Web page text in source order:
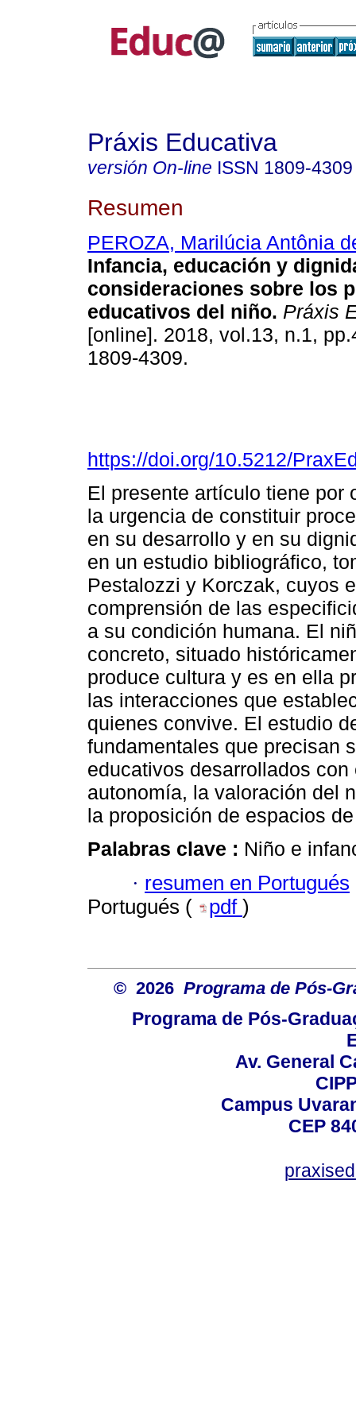
Práxis Educativa
versión On-line ISSN 1809-4309
Resumen
PEROZA, Marilúcia Antônia
Infancia, educación y
consideraciones sobre los
educativos del niño. Práxis
[online]. 2018, vol.13, n.1,
1809-4309.
https://doi.org/10.5212/
El presente artículo tiene por
la urgencia de constituir
en su desarrollo y en su
en un estudio bibliográfico,
Pestalozzi y Korczak, cuyos
comprensión de las
a su condición humana. El
concreto, situado
produce cultura y es en ella
las interacciones que
quienes convive. El estudio
fundamentales que precisan
educativos desarrollados
autonomía, la valoración del
la proposición de espacios
Palabras clave : Niño e
· resumen en Portugués
Portugués (
pdf )
© 2026 Programa de Pós-
Programa de Pós-
Av. General
Campus
CEP